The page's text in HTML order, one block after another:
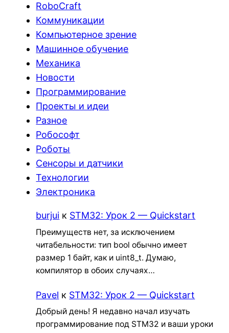
RoboCraft
Коммуникации
Компьютерное зрение
Машинное обучение
Механика
Новости
Программирование
Проекты и идеи
Разное
Робософт
Роботы
Сенсоры и датчики
Технологии
Электроника
burjui к STM32: Урок 2 — Quickstart
Преимуществ нет, за исключением
читабельности: тип bool обычно имеет
размер 1 байт, как и uint8_t. Думаю,
компилятор в обоих случаях…
Pavel к STM32: Урок 2 — Quickstart
Добрый день! Я недавно начал изучать
программирование под STM32 и ваши уроки